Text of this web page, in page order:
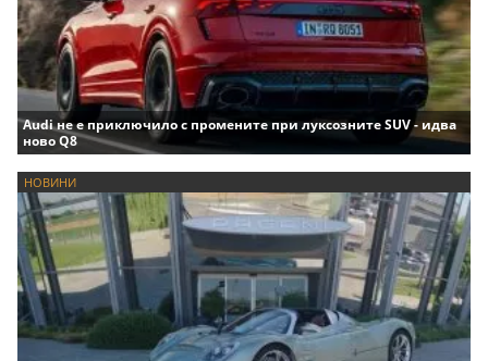
Audi не е приключило с промените при луксозните SUV - идва
ново Q8
НОВИНИ